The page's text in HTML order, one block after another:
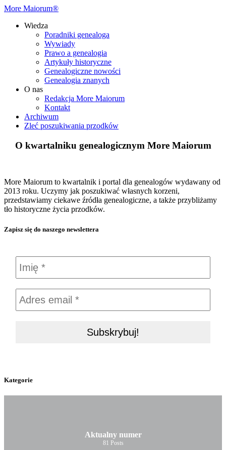
More Maiorum®
Wiedza
Poradniki genealoga
Wywiady
Prawo a genealogia
Artykuły historyczne
Genealogiczne nowości
Genealogia znanych
O nas
Redakcja More Maiorum
Kontakt
Archiwum
Zleć poszukiwania przodków
O kwartalniku genealogicznym More Maiorum
More Maiorum to kwartalnik i portal dla genealogów wydawany od
2013 roku. Uczymy jak poszukiwać własnych korzeni,
przedstawiamy ciekawe źródła genealogiczne, a także przybliżamy
tło historyczne życia przodków.
Zapisz się do naszego newslettera
Kategorie
Aktualny numer
81 Posts